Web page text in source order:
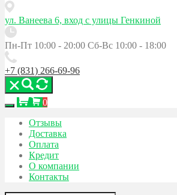
ул. Ванеева 6, вход с улицы Генкиной
Пн-Пт 10:00 - 20:00 Сб-Вс 10:00 - 18:00
+7 (831) 266-69-96
0
Отзывы
Доставка
Оплата
Кредит
О компании
Контакты